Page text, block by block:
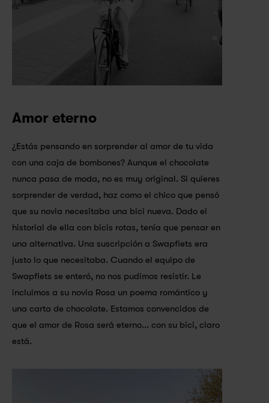
Amor eterno
¿Estás pensando en sorprender al amor de tu vida
con una caja de bombones? Aunque el chocolate
nunca pasa de moda, no es muy original. Si quieres
sorprender de verdad, haz como el chico que pensó
que su novia necesitaba una bici nueva. Dado el
historial de ella con bicis rotas, tenía que pensar en
una alternativa. Una suscripción a Swapfiets era
justo lo que necesitaba. Cuando el equipo de
Swapfiets se enteró, no nos pudimos resistir. Le
incluimos a su novia Rosa un poema romántico y
una carta de chocolate. Estamos convencidos de
que el amor de Rosa será eterno... con su bici, claro
está.